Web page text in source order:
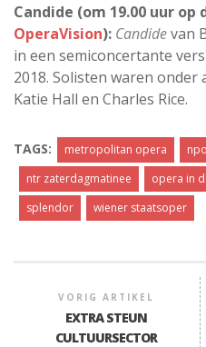
Candide (om 19.00 uur op
OperaVision): Candidevan
in een semiconcertante
2018. Solisten waren onder
Katie Hall en Charles Rice.
TAGS: metropolitan opera
ntr zaterdagmatinee
opera in
splendor
wiener staatsoper
VORIG ARTIKEL
EXTRA STEUN
CULTUURSECTOR